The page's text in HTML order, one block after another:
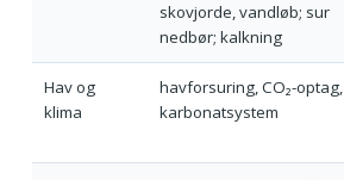
skovjorde, vandløb; sur
nedbør; kalkning
Hav og
klima
havforsuring, CO₂-optag,
karbonatsystem